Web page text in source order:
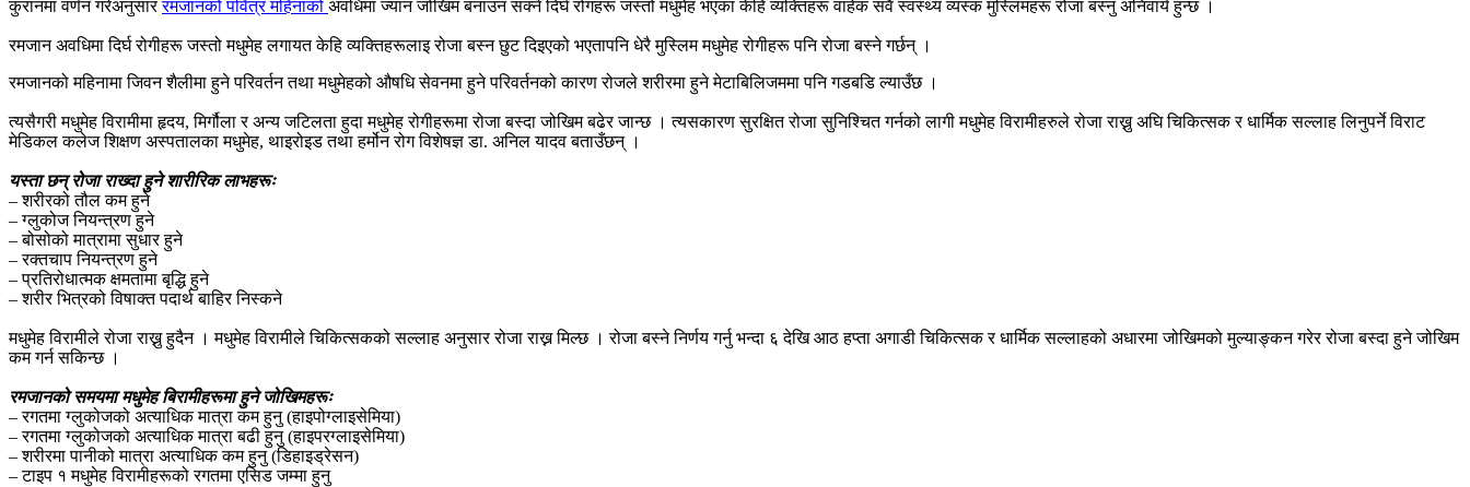
कुरानमा वर्णन गरेअनुसाररमजानको पवित्र महिनाको अवधिमा ज्यान जोखिम बनाउन सक्ने दिर्घ रोगहरू जस्तो मधुमेह भएका केहि व्यक्तिहरू वाहेक सवै स्वस्थ्य व्यस्क मुस्लिमहरू रोजा बस्नु अनिवार्य हुन्छ ।
रमजान अवधिमा दिर्घ रोगीहरू जस्तो मधुमेह लगायत केहि व्यक्तिहरूलाइ रोजा बस्न छुट दिइएको भएतापनि धेरै मुस्लिम मधुमेह रोगीहरू पनि रोजा बस्ने गर्छन् ।
रमजानको महिनामा जिवन शैलीमा हुने परिवर्तन तथा मधुमेहको औषधि सेवनमा हुने परिवर्तनको कारण रोजले शरीरमा हुने मेटाबिलिजममा पनि गडबडि ल्याउँछ ।
त्यसैगरी मधुमेह विरामीमा हृदय, मिर्गौला र अन्य जटिलता हुदा मधुमेह रोगीहरूमा रोजा बस्दा जोखिम बढेर जान्छ । त्यसकारण सुरक्षित रोजा सुनिश्चित गर्नको लागी मधुमेह विरामीहरुले रोजा राख्नु अघि चिकित्सक र धार्मिक सल्लाह लिनुपर्ने विराट
मेडिकल कलेज शिक्षण अस्पतालका मधुमेह, थाइरोइड तथा हर्मोन रोग विशेषज्ञ डा. अनिल यादव बताउँछन् ।
यस्ता छन् रोजा राख्दा हुने शारीरिक लाभहरूः
– शरीरको तौल कम हुने
– ग्लुकोज नियन्त्रण हुने
– बोसोको मात्रामा सुधार हुने
– रक्तचाप नियन्त्रण हुने
– प्रतिरोधात्मक क्षमतामा बृद्धि हुने
– शरीर भित्रको विषाक्त पदार्थ बाहिर निस्कने
मधुमेह विरामीले रोजा राख्नु हुदैन । मधुमेह विरामीले चिकित्सकको सल्लाह अनुसार रोजा राख्न मिल्छ । रोजा बस्ने निर्णय गर्नु भन्दा ६ देखि आठ हप्ता अगाडी चिकित्सक र धार्मिक सल्लाहको अधारमा जोखिमको मुल्याङ्कन गरेर रोजा बस्दा हुने जोखिम
कम गर्न सकिन्छ ।
रमजानको समयमा मधुमेह बिरामीहरूमा हुने जोखिमहरूः
– रगतमा ग्लुकोजको अत्याधिक मात्रा कम हुनु (हाइपोग्लाइसेमिया)
– रगतमा ग्लुकोजको अत्याधिक मात्रा बढी हुनु (हाइपरग्लाइसेमिया)
– शरीरमा पानीको मात्रा अत्याधिक कम हुनु (डिहाइड्रेसन)
– टाइप १ मधुमेह विरामीहरूको रगतमा एसिड जम्मा हुनु